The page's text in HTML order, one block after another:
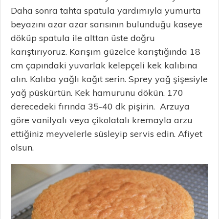
Daha sonra tahta spatula yardımıyla yumurta
beyazını azar azar sarısının bulunduğu kaseye
döküp spatula ile alttan üste doğru
karıştırıyoruz. Karışım güzelce karıştığında 18
cm çapındaki yuvarlak kelepçeli kek kalıbına
alın. Kalıba yağlı kağıt serin. Sprey yağ şişesiyle
yağ püskürtün. Kek hamurunu dökün. 170
derecedeki fırında 35-40 dk pişirin. Arzuya
göre vanilyalı veya çikolatalı kremayla arzu
ettiğiniz meyvelerle süsleyip servis edin. Afiyet
olsun.